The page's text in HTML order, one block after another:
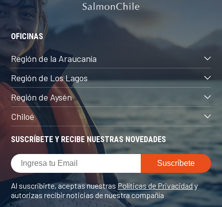
SUSCRÍBETE Y RECIBE NUESTRAS NOVEDADES
Al suscribirte, aceptas nuestras Políticas de Privacidady
autorizas recibir noticias de nuestra compañía
OFICINAS
Región de la Araucanía
Región de Los Lagos
Región de Aysén
Chiloé